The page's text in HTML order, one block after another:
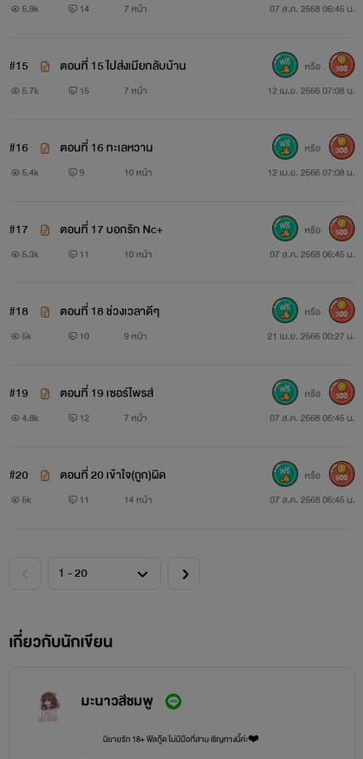
5.9k 14 7 หน้า 07 ส.ค. 2568 06:45 น.
#15 ตอนที่ 15 ไปส่งเมียกลับบ้าน
5.7k 15 7 หน้า 12 เม.ย. 2566 07:08 น.
หรือ 300
#16 ตอนที่ 16 ทะเลหวาน
5.4k 9 10 หน้า 12 เม.ย. 2566 07:08 น.
หรือ 300
#17 ตอนที่ 17 บอกรัก Nc+
5.3k 11 10 หน้า 07 ส.ค. 2568 06:45 น.
หรือ 500
#18 ตอนที่ 18 ช่วงเวลาดีๆ
5k 10 9 หน้า 21 เม.ย. 2566 00:27 น.
หรือ 300
#19 ตอนที่ 19 เซอร์ไพรส์
4.8k 12 7 หน้า 07 ส.ค. 2568 06:45 น.
หรือ 300
#20 ตอนที่ 20 เข้าใจ(ถูก)ผิด
5k 11 14 หน้า 07 ส.ค. 2568 06:45 น.
หรือ 900
เกี่ยวกับนักเขียน
มะนาวสีชมพู
นิยายรัก 18+ ฟีลกู๊ด ไม่มีมือที่สาม เชิญทางนี้ค่ะ❤️